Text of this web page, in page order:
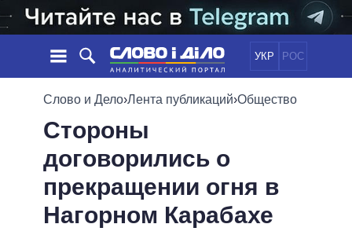
УКР РОС
НОВОСТИ
ЛЕНТА
СОБЫТИЯ
СТАТЬИ
МНЕНИЯ
ОБЗОРЫ
ЭКОНОМИКА
ОБЩЕСТВО
ОБЕЩАНИЯ
ПОЛИТИКИ
ВСЕ ПОЛИТИКИ
ПРЕЗИДЕНТ И ОФИС
ИНФОГРАФИКА
Слово и Дело›Лента публикаций›Общество
Стороны
договорились о
прекращении огня в
Нагорном Карабахе